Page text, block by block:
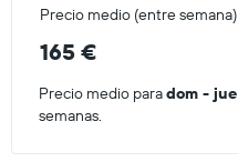
Precio medio (entre semana)
165 €
Precio medio paradom - jue
semanas.